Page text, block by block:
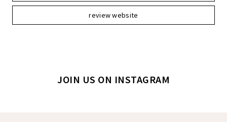
review website
JOIN US ON INSTAGRAM